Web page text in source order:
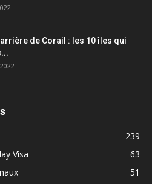
de Corail : les 10 îles qui
239
Visa
63
51